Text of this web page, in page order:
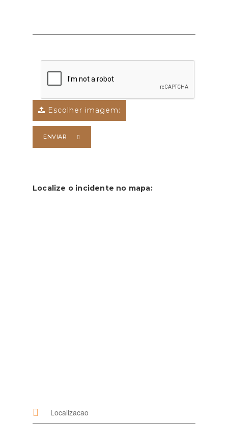
Escolher imagem:
ENVIAR
Localize o incidente no mapa: